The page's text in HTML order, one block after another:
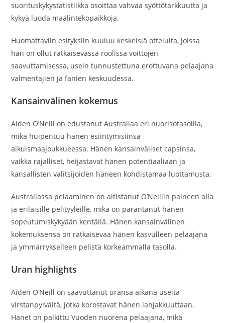
suorituskykystatistiikka osoittaa vahvaa syöttötarkkuutta ja
kykyä luoda maalintekopaikkoja.
Huomattaviin esityksiin kuuluu keskeisiä otteluita, joissa
hän on ollut ratkaisevassa roolissa voittojen
saavuttamisessa, usein tunnustettuna erottuvana pelaajana
valmentajien ja fanien keskuudessa.
Kansainvälinen kokemus
Aiden O’Neill on edustanut Australiaa eri nuorisotasoilla,
mikä huipentuu hänen esiintymisiinsä
aikuismaajoukkueessa. Hänen kansainväliset capsinsa,
vaikka rajalliset, heijastavat hänen potentiaaliaan ja
kansallisten valitsijoiden häneen kohdistamaa luottamusta.
Australiassa pelaaminen on altistanut O’Neillin paineen alla
ja erilaisille pelityyleille, mikä on parantanut hänen
sopeutumiskykyään kentällä. Hänen kansainvälinen
kokemuksensa on ratkaisevaa hänen kasvulleen pelaajana
ja ymmärrykselleen pelistä korkeammalla tasolla.
Uran highlights
Aiden O’Neill on saavuttanut uransa aikana useita
virstanpylväitä, jotka korostavat hänen lahjakkuuttaan.
Hänet on palkittu Vuoden nuorena pelaajana, mikä